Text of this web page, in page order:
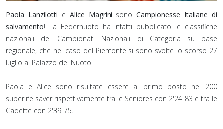
Paola Lanzilotti e Alice Magrini sonoCampionesse Italiane di
salvamento! ⁣La Federnuoto ha infatti pubblicato le classifiche
nazionali dei Campionati Nazionali di Categoria su base
regionale, che nel caso del Piemonte si sono svolte lo scorso 27
luglio al Palazzo del Nuoto.⁣
Paola e Alice sono risultate essere al primo posto nei 200
superlife saver rispettivamente tra le Seniores con 2'24"83 e tra le
Cadette con 2'39"75.⁣